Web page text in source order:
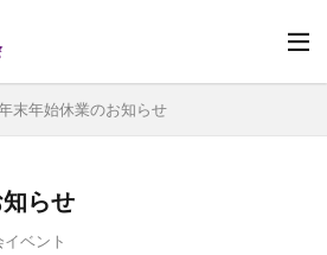
末年始休業のお知らせ
らせ
イベント